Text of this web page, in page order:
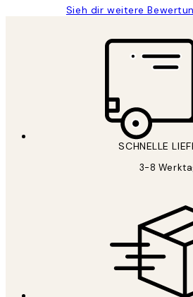
Sieh dir weitere
SCHNELLE
3-8